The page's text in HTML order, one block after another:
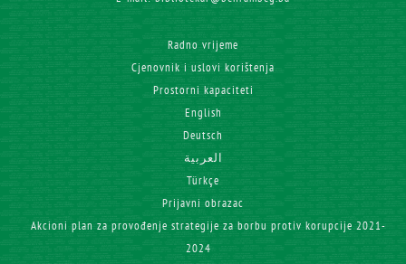
Radno vrijeme
Cjenovnik i uslovi korištenja
Prostorni kapaciteti
English
Deutsch
العربية
Türkçe
Prijavni obrazac
Akcioni plan za provođenje strategije za borbu protiv korupcije 2021-
2024